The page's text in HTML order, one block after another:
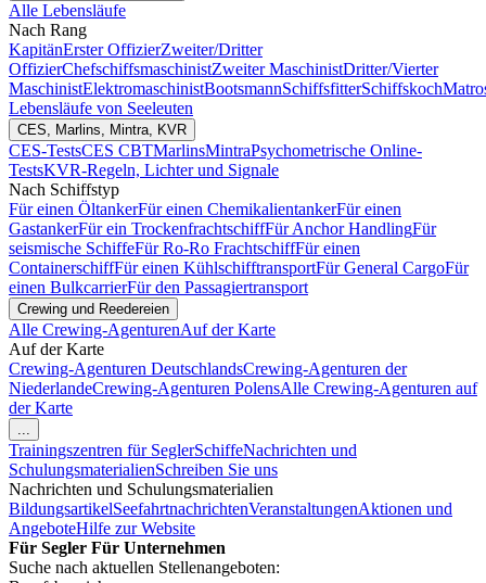
Alle Lebensläufe
Nach Rang
KapitänErster OffizierZweiter/Dritter
OffizierChefschiffsmaschinistZweiter MaschinistDritter/Vierter
MaschinistElektromaschinistBootsmannSchiffsfitterSchiffskoch
Lebensläufe von Seeleuten
CES, Marlins, Mintra, KVR
CES-TestsCES CBTMarlinsMintraPsychometrische Online-
TestsKVR-Regeln, Lichter und Signale
Nach Schiffstyp
Für einen ÖltankerFür einen ChemikalientankerFür einen
GastankerFür ein TrockenfrachtschiffFür Anchor HandlingFür
seismische SchiffeFür Ro-Ro FrachtschiffFür einen
ContainerschiffFür einen KühlschifftransportFür General CargoFür
einen BulkcarrierFür den Passagiertransport
Crewing und Reedereien
Alle Crewing-AgenturenAuf der Karte
Auf der Karte
Crewing-Agenturen DeutschlandsCrewing-Agenturen der
NiederlandeCrewing-Agenturen PolensAlle Crewing-Agenturen auf
der Karte
...
Trainingszentren für SeglerSchiffeNachrichten und
SchulungsmaterialienSchreiben Sie uns
Nachrichten und Schulungsmaterialien
BildungsartikelSeefahrtnachrichtenVeranstaltungenAktionen und
AngeboteHilfe zur Website
Für Segler Für Unternehmen
Suche nach aktuellen Stellenangeboten: